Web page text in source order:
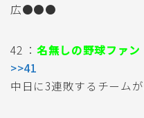
広●●●
42 ： 名無しの野球ファン
>>41
中日に3連敗するチーム